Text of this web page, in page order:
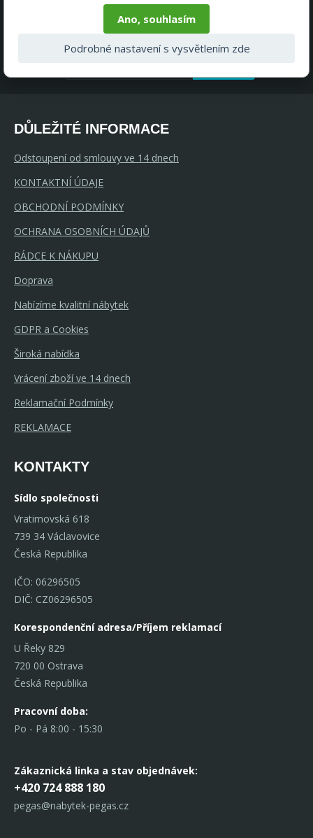
AKČNÍ NABÍDKY A SLEVY PŘÍMO DO
VAŠEHO E-MAILU
DŮLEŽITÉ INFORMACE
Odstoupení od smlouvy ve 14 dnech
KONTAKTNÍ ÚDAJE
OBCHODNÍ PODMÍNKY
OCHRANA OSOBNÍCH ÚDAJŮ
RÁDCE K NÁKUPU
Doprava
Nabízíme kvalitní nábytek
GDPR a Cookies
Široká nabídka
Vrácení zboží ve 14 dnech
Reklamační Podmínky
REKLAMACE
KONTAKTY
Sídlo společnosti
Vratimovská 618
739 34 Václavovice
Česká Republika
IČO: 06296505
DIČ: CZ06296505
Korespondenční adresa/Příjem reklamací
U Řeky 829
720 00 Ostrava
Česká Republika
Pracovní doba:
Po - Pá 8:00 - 15:30
Zákaznická linka a stav objednávek:
+420 724 888 180
pegas@nabytek-pegas.cz
Ano, souhlasím
Podrobné nastavení s vysvětlením zde